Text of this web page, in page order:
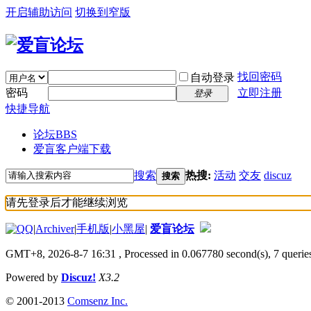
开启辅助访问 切换到窄版
自动登录 找回密码
密码
登录
立即注册
快捷导航
论坛BBS
爱盲客户端下载
搜索 搜索 热搜: 活动 交友 discuz
请先登录后才能继续浏览
|Archiver|手机版|小黑屋| 爱盲论坛
GMT+8, 2026-8-7 16:31 , Processed in 0.067780 second(s), 7
Powered by Discuz! X3.2
© 2001-2013 Comsenz Inc.